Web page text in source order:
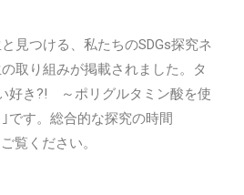
見つける、私たちのSDGs探究ネ
取り組みが掲載されました。タ
好き?! ～ポリグルタミン酸を使
です。総合的な探究の時間
覧ください。